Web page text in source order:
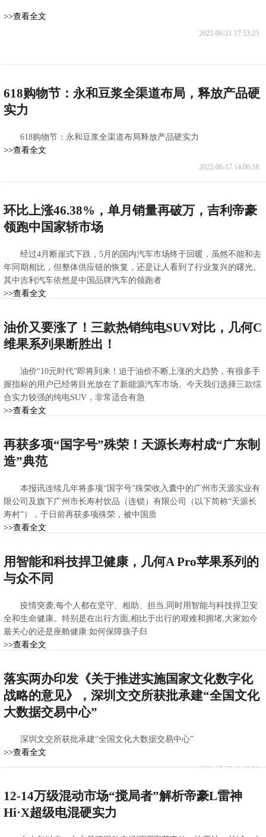
>>查看全文
2022-06-21 17:53:25
618购物节：永和豆浆全渠道布局，释放产品硬
实力
618购物节：永和豆浆全渠道布局释放产品硬实力
>>查看全文
2022-06-17 14:00:18
环比上涨46.38%，单月销量再破万，吉利帝豪
领跑中国家轿市场
经过4月断崖式下跌，5月的国内汽车市场终于回暖，虽然不能和去
年同期相比，但整体供应链的恢复，还是让人看到了行业复兴的曙光。
其中吉利汽车依然是中国品牌汽车的领跑者
>>查看全文
油价又要涨了！三款热销纯电SUV对比，几何C
维果系列果断胜出！
油价“10元时代”即将到来！迫于油价不断上涨的大趋势，有很多手
握指标的用户已经将目光放在了新能源汽车市场。今天我们选择三款综
合实力较强的纯电SUV，非常适合有急
>>查看全文
再获多项“国字号”殊荣！天源长寿村成“广东制
造”典范
本报讯连续几年将多项“国字号”殊荣收入囊中的广州市天源实业有
限公司及旗下广州市长寿村饮品（连锁）有限公司（以下简称“天源长
寿村”），于日前再获多项殊荣，被中国质
>>查看全文
用智能和科技捍卫健康，几何A Pro苹果系列的
与众不同
疫情突袭,每个人都在坚守、相助、担当,同时用智能与科技捍卫安
全和生命健康。特别是在出行方面,相比于出行的艰难和拥堵,大家如今
最关心的还是座舱健康:如何保障孩子归
>>查看全文
落实两办印发《关于推进实施国家文化数字化
战略的意见》，深圳文交所获批承建“全国文化
大数据交易中心”
深圳文交所获批承建“全国文化大数据交易中心”
>>查看全文
2022-05-25 09:35:20
12-14万级混动市场“搅局者”解析帝豪L雷神
Hi·X超级电混硬实力